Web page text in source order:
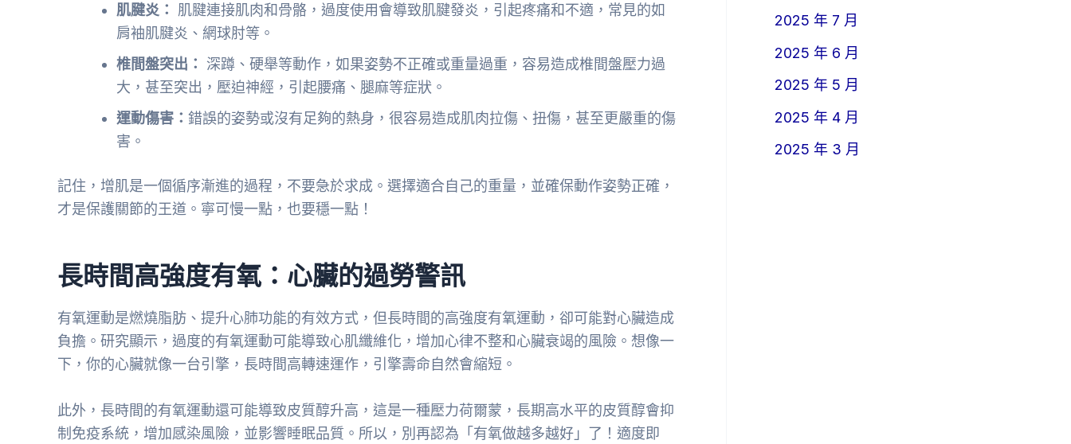
肌腱炎：
肌腱連接肌肉和骨骼，過度使用會導致肌腱發炎，引起疼痛和不適，常見的如
肩袖肌腱炎、網球肘等。
椎間盤突出：
深蹲、硬舉等動作，如果姿勢不正確或重量過重，容易造成椎間盤壓力過
大，甚至突出，壓迫神經，引起腰痛、腿麻等症狀。
運動傷害： 錯誤的姿勢或沒有足夠的熱身，很容易造成肌肉拉傷、扭傷，甚至更嚴重的傷
害。
記住，增肌是一個循序漸進的過程，不要急於求成。選擇適合自己的重量，並確保動作姿勢正確，
才是保護關節的王道。寧可慢一點，也要穩一點！
長時間高強度有氧：心臟的過勞警訊
有氧運動是燃燒脂肪、提升心肺功能的有效方式，但長時間的高強度有氧運動，卻可能對心臟造成
負擔。研究顯示，過度的有氧運動可能導致心肌纖維化，增加心律不整和心臟衰竭的風險。想像一
下，你的心臟就像一台引擎，長時間高轉速運作，引擎壽命自然會縮短。
此外，長時間的有氧運動還可能導致皮質醇升高，這是一種壓力荷爾蒙，長期高水平的皮質醇會抑
制免疫系統，增加感染風險，並影響睡眠品質。所以，別再認為「有氧做越多越好」了！適度即
2025 年 7 月
2025 年 6 月
2025 年 5 月
2025 年 4 月
2025 年 3 月